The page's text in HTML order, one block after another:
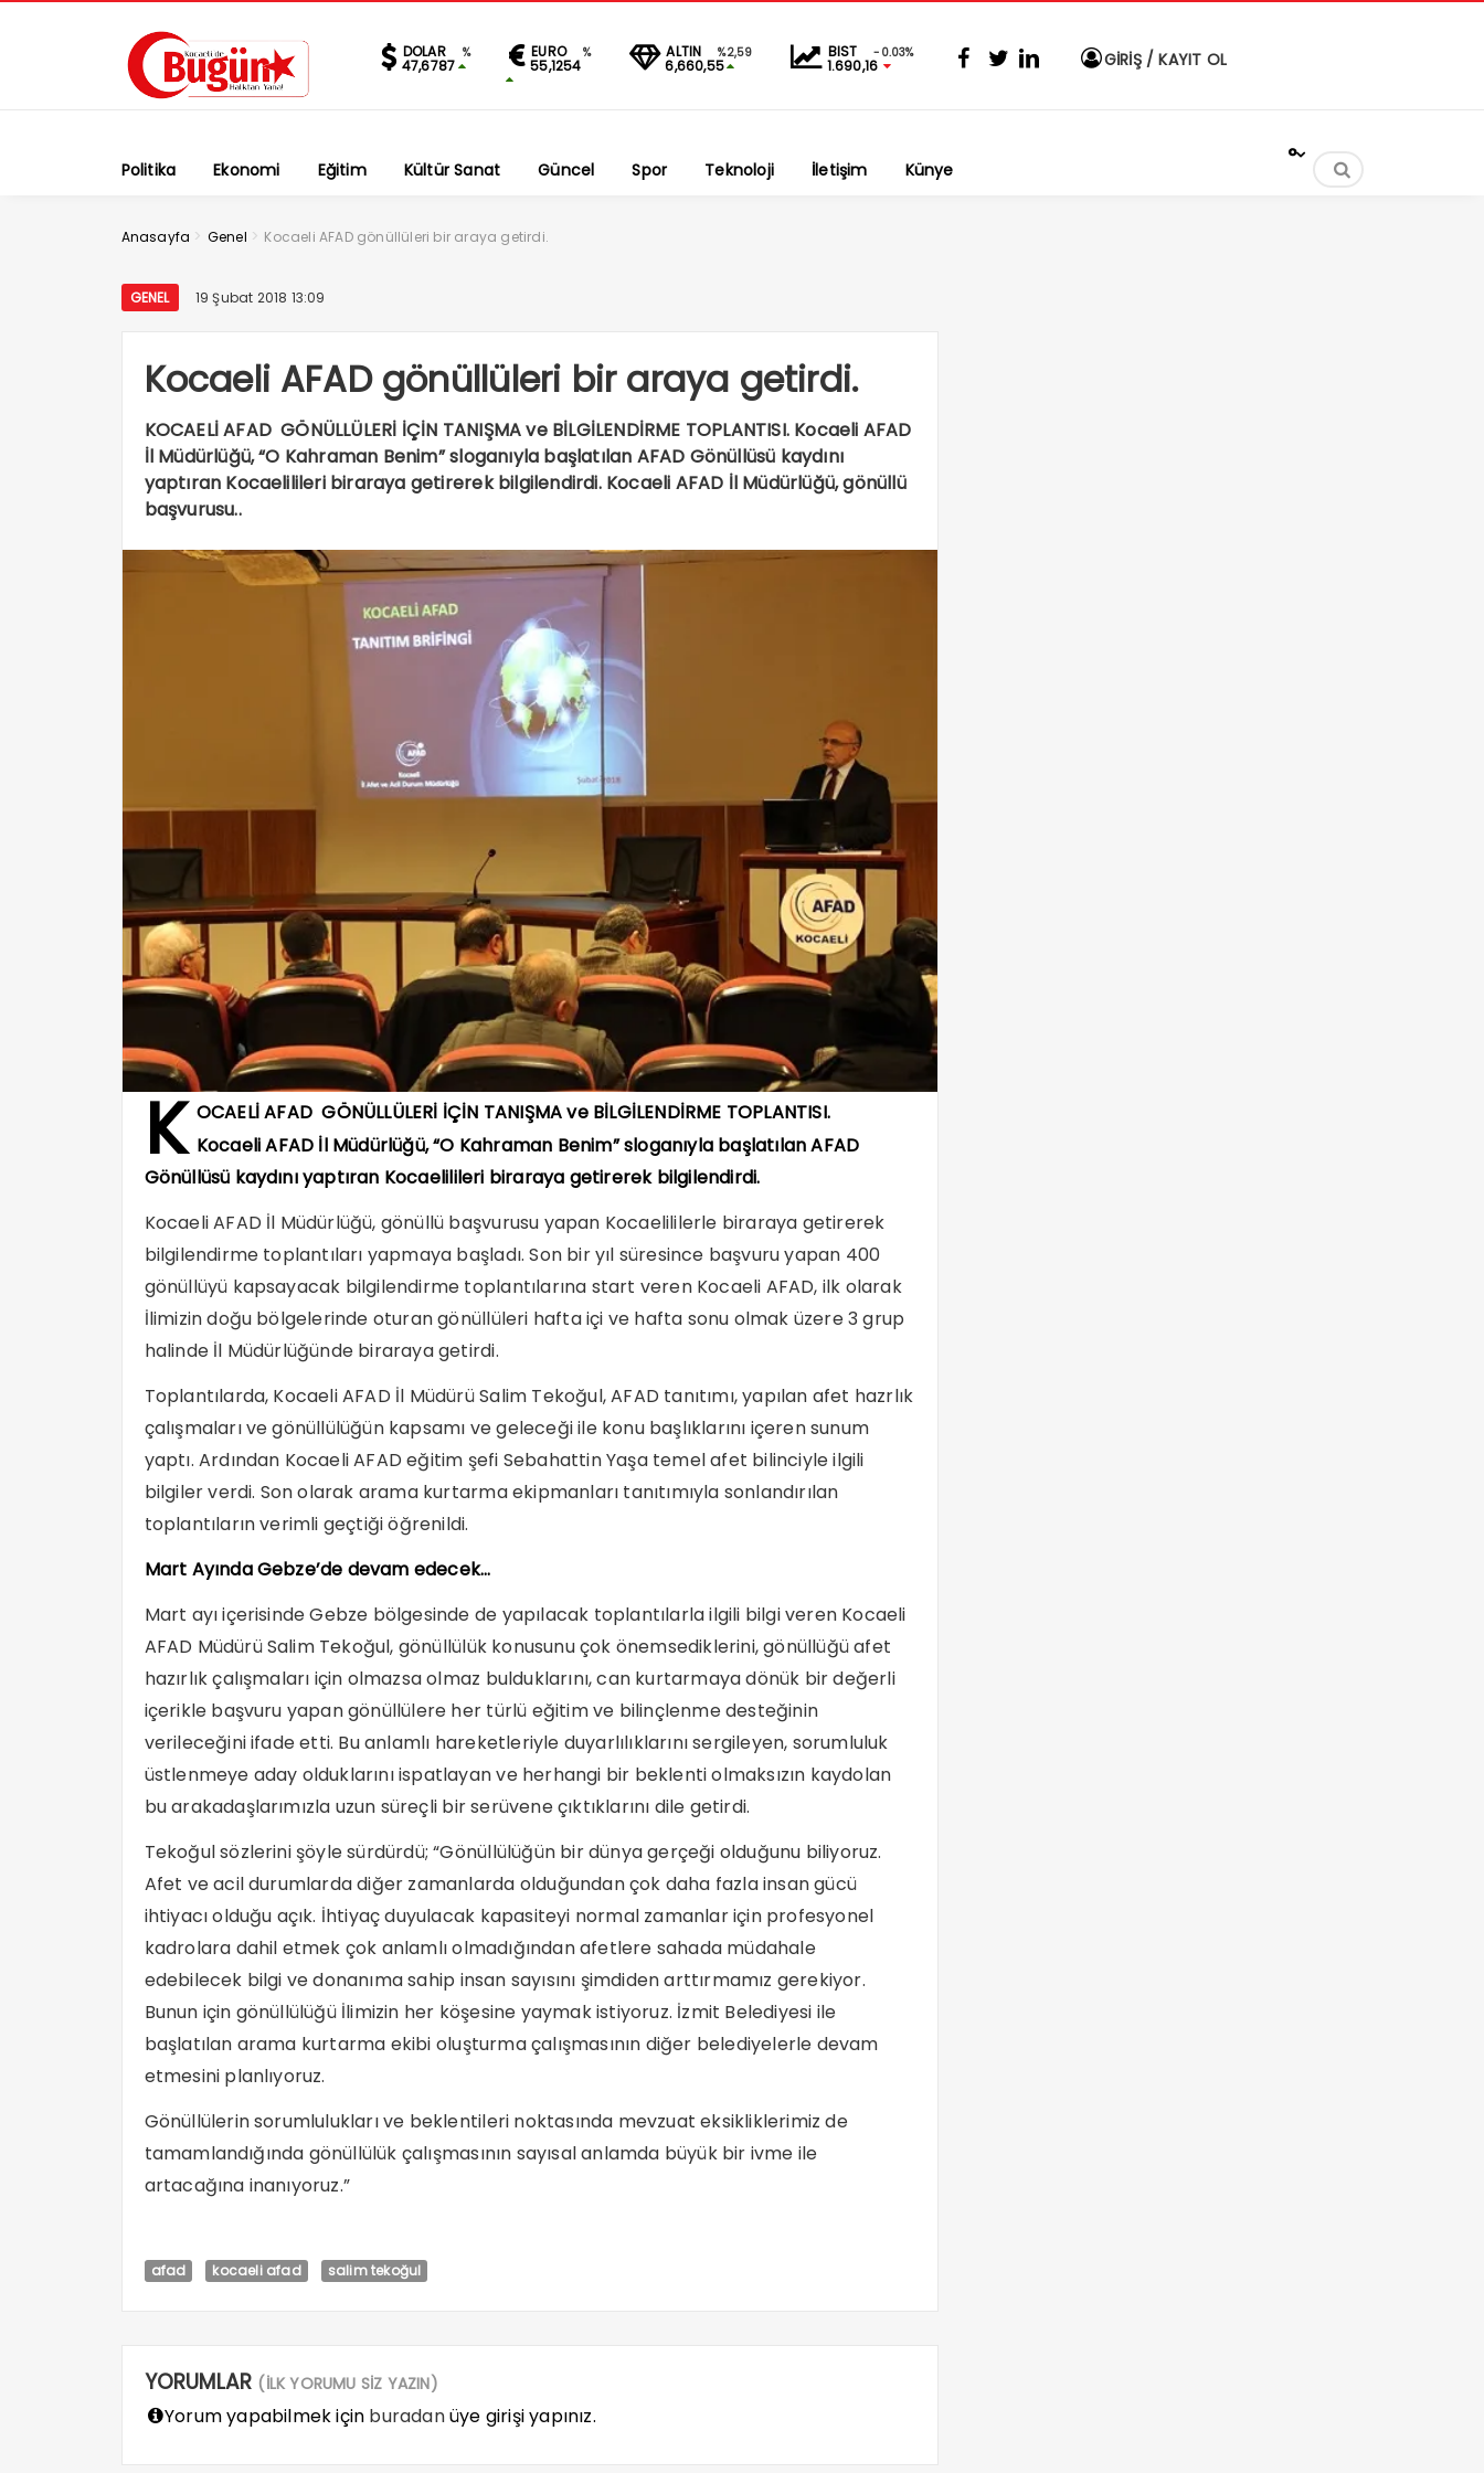
DOLAR %
47,6787
EURO %
55,1254
ALTIN %2,59
6,660,55
BIST -0.03%
1.690,16 GİRİŞ / KAYIT OL
Politika Ekonomi Eğitim Kültür Sanat Güncel Spor Teknoloji İletişim Künye
°
Anasayfa > Genel > Kocaeli AFAD gönüllüleri bir araya getirdi.
GENEL 19 Şubat 2018 13:09
Kocaeli AFAD gönüllüleri bir araya getirdi.
KOCAELİ AFAD GÖNÜLLÜLERİ İÇİN TANIŞMA ve BİLGİLENDİRME TOPLANTISI. Kocaeli AFAD
İl Müdürlüğü, “O Kahraman Benim” sloganıyla başlatılan AFAD Gönüllüsü kaydını
yaptıran Kocaelilileri biraraya getirerek bilgilendirdi. Kocaeli AFAD İl Müdürlüğü, gönüllü
başvurusu..
K OCAELİ AFADGÖNÜLLÜLERİ İÇİN TANIŞMA ve BİLGİLENDİRME TOPLANTISI.
Kocaeli AFAD İl Müdürlüğü, “O Kahraman Benim” sloganıyla başlatılan AFAD
Gönüllüsü kaydını yaptıran Kocaelilileri biraraya getirerek bilgilendirdi.
Kocaeli AFAD İl Müdürlüğü, gönüllü başvurusu yapan Kocaelililerle biraraya getirerek
bilgilendirme toplantıları yapmaya başladı. Son bir yıl süresince başvuru yapan 400
gönüllüyü kapsayacak bilgilendirme toplantılarına start veren Kocaeli AFAD, ilk olarak
İlimizin doğu bölgelerinde oturan gönüllüleri hafta içi ve hafta sonu olmak üzere 3 grup
halinde İl Müdürlüğünde biraraya getirdi.
Toplantılarda, Kocaeli AFAD İl Müdürü Salim Tekoğul, AFAD tanıtımı, yapılan afet hazrlık
çalışmaları ve gönüllülüğün kapsamı ve geleceği ile konu başlıklarını içeren sunum
yaptı. Ardından Kocaeli AFAD eğitim şefi Sebahattin Yaşa temel afet bilinciyle ilgili
bilgiler verdi. Son olarak arama kurtarma ekipmanları tanıtımıyla sonlandırılan
toplantıların verimli geçtiği öğrenildi.
Mart Ayında Gebze’de devam edecek…
Mart ayı içerisinde Gebze bölgesinde de yapılacak toplantılarla ilgili bilgi veren Kocaeli
AFAD Müdürü Salim Tekoğul, gönüllülük konusunu çok önemsediklerini, gönüllüğü afet
hazırlık çalışmaları için olmazsa olmaz bulduklarını, can kurtarmaya dönük bir değerli
içerikle başvuru yapan gönüllülere her türlü eğitim ve bilinçlenme desteğinin
verileceğini ifade etti. Bu anlamlı hareketleriyle duyarlılıklarını sergileyen, sorumluluk
üstlenmeye aday olduklarını ispatlayan ve herhangi bir beklenti olmaksızın kaydolan
bu arakadaşlarımızla uzun süreçli bir serüvene çıktıklarını dile getirdi.
Tekoğul sözlerini şöyle sürdürdü; “Gönüllülüğün bir dünya gerçeği olduğunu biliyoruz.
Afet ve acil durumlarda diğer zamanlarda olduğundan çok daha fazla insan gücü
ihtiyacı olduğu açık. İhtiyaç duyulacak kapasiteyi normal zamanlar için profesyonel
kadrolara dahil etmek çok anlamlı olmadığından afetlere sahada müdahale
edebilecek bilgi ve donanıma sahip insan sayısını şimdiden arttırmamız gerekiyor.
Bunun için gönüllülüğü İlimizin her köşesine yaymak istiyoruz. İzmit Belediyesi ile
başlatılan arama kurtarma ekibi oluşturma çalışmasının diğer belediyelerle devam
etmesini planlıyoruz.
Gönüllülerin sorumlulukları ve beklentileri noktasında mevzuat eksikliklerimiz de
tamamlandığında gönüllülük çalışmasının sayısal anlamda büyük bir ivme ile
artacağına inanıyoruz.”
afad kocaeli afad salim tekoğul
YORUMLAR (İLK YORUMU SİZ YAZIN)
Yorum yapabilmek için buradanüye girişi yapınız.